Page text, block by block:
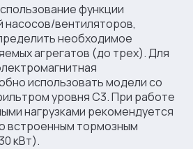
функции
насосов/вентиляторов,
необходимое
агрегатов (до трех). Для
использовать модели со
уровня С3. При работе
нагрузками рекомендуется
встроенным тормозным
кВт).